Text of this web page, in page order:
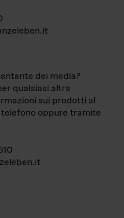
dei media?
qualsiasi altra
sui prodotti al
oppure tramite